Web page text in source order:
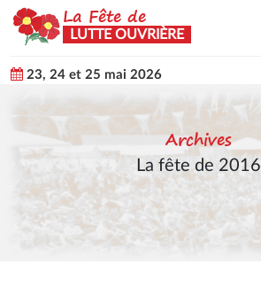
La Fête de
LUTTE OUVRIÈRE
23, 24 et 25 mai 2026
Archives
La fête de 2016